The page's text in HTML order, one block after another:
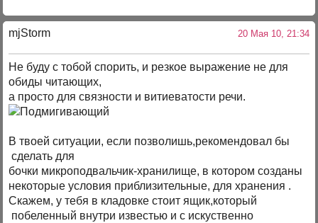
mjStоrm 20 Мая 10, 21:34
Не буду с тобой спорить, и резкое выражение не для
обиды читающих,
а просто для связности и витиеватости речи.
В твоей ситуации, если позволишь,рекомендовал бы
сделать для
бочки микроподвальчик-хранилище, в котором созданы
некоторые условия приблизительные, для хранения .
Скажем, у тебя в кладовке стоит ящик,который
побеленный внутри известью и с искуственно